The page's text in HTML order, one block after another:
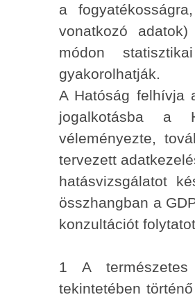
a
vonatkozó
módon
gyakorolhatják.
A Hatóság felhívja
jogalkotásba a
véleményezte,
tervezett
hatásvizsgálatot
összhangban a
konzultációt
1 A természetes
tekintetében